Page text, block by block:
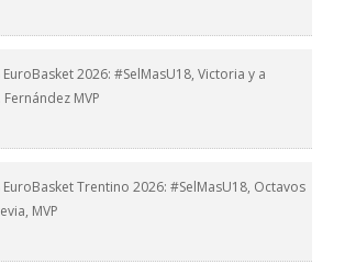
EuroBasket 2026: #SelMasU18, Victoria y a
MVP
EuroBasket Trentino 2026: #SelMasU18, Octavos
MVP